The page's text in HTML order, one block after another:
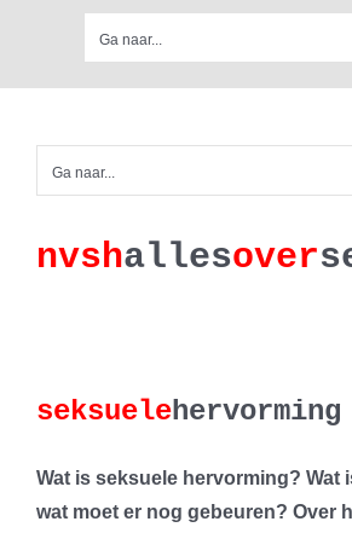
Ga naar...
Ga naar...
nvshallesover
seksuelehervorming
Wat is seksuele hervorming? Wat
wat moet er nog gebeuren? Over